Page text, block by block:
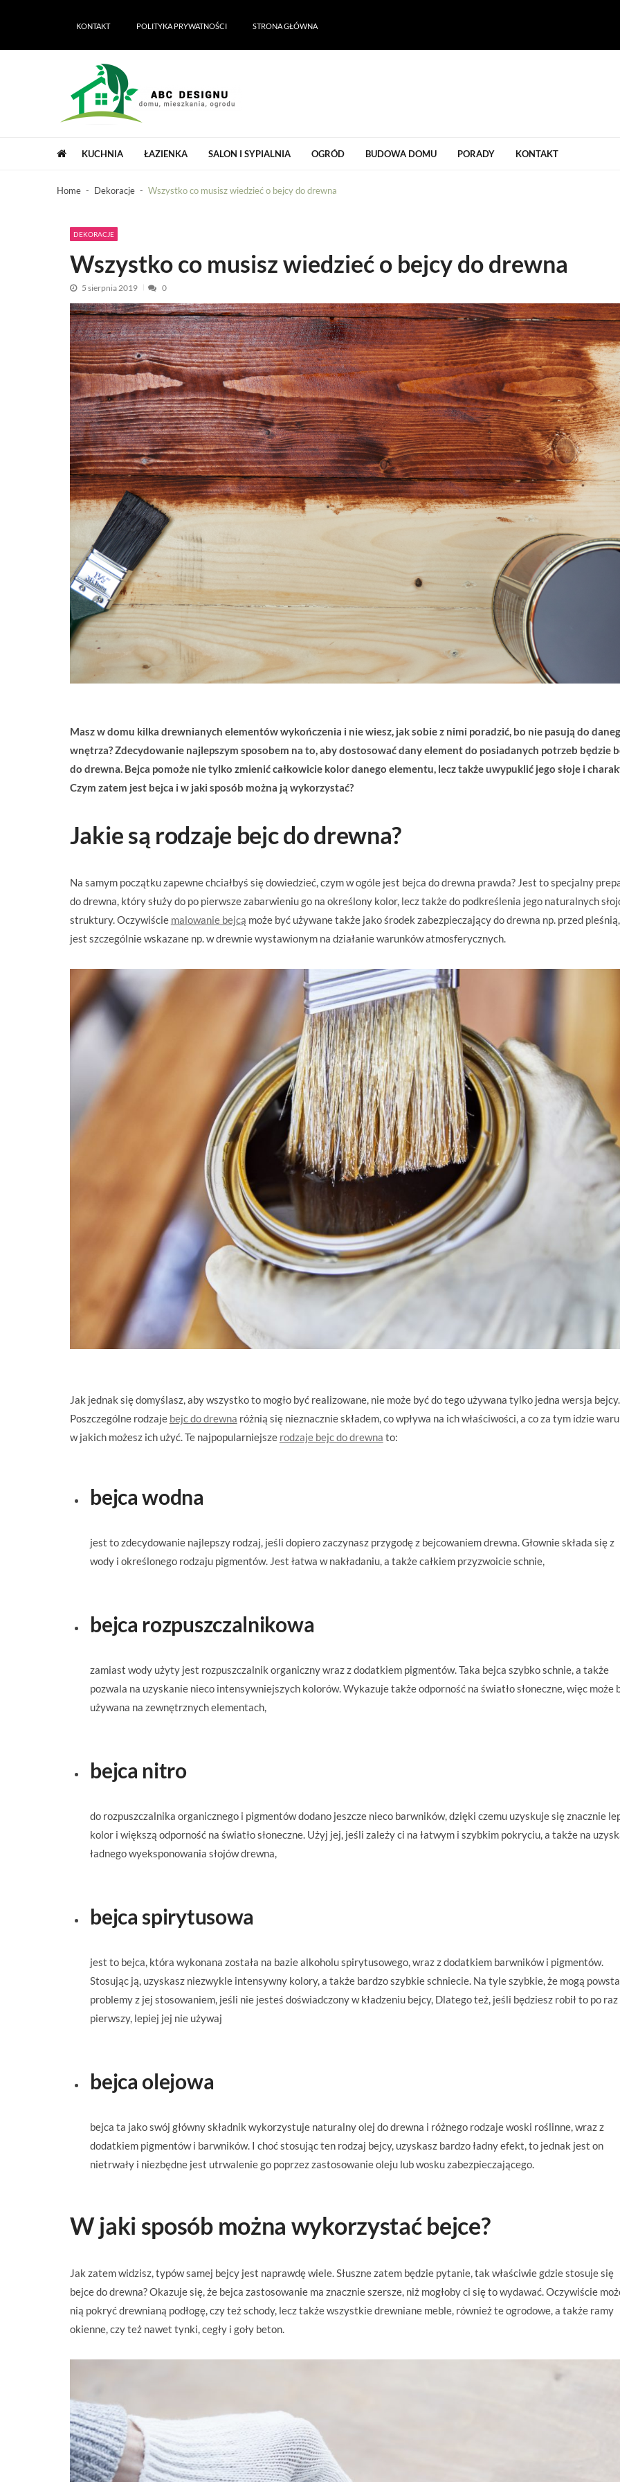
KONTAKT POLITYKA PRYWATNOŚCI STRONA GŁÓWNA
KUCHNIA ŁAZIENKA SALON I SYPIALNIA OGRÓD BUDOWA DOMU PORADY KONTAKT
Home Dekoracje Wszystko co musisz wiedzieć o bejcy do drewna
DEKORACJE
Wszystko co musisz wiedzieć o bejcy do drewna
5 sierpnia 2019 0
Masz w domu kilka drewnianych elementów wykończenia i nie wiesz, jak sobie z nimi poradzić, bo nie pasują do
wnętrza? Zdecydowanie najlepszym sposobem na to, aby dostosować dany element do posiadanych potrzeb będzie
do drewna. Bejca pomoże nie tylko zmienić całkowicie kolor danego elementu, lecz także uwypuklić jego słoje i
Czym zatem jest bejca i w jaki sposób można ją wykorzystać?
Jakie są rodzaje bejc do drewna?
Na samym początku zapewne chciałbyś się dowiedzieć, czym w ogóle jest bejca do drewna prawda? Jest to specjalny
do drewna, który służy do po pierwsze zabarwieniu go na określony kolor, lecz także do podkreślenia jego naturalnych
struktury. Oczywiście malowanie bejcą może być używane także jako środek zabezpieczający do drewna np. przed
jest szczególnie wskazane np. w drewnie wystawionym na działanie warunków atmosferycznych.
Jak jednak się domyślasz, aby wszystko to mogło być realizowane, nie może być do tego używana tylko jedna wersja bejcy.
Poszczególne rodzaje bejc do drewna różnią się nieznacznie składem, co wpływa na ich właściwości, a co za tym idzie
w jakich możesz ich użyć. Te najpopularniejsze rodzaje bejc do drewna to:
bejca wodna
jest to zdecydowanie najlepszy rodzaj, jeśli dopiero zaczynasz przygodę z bejcowaniem drewna. Głownie składa się z
wody i określonego rodzaju pigmentów. Jest łatwa w nakładaniu, a także całkiem przyzwoicie schnie,
bejca rozpuszczalnikowa
zamiast wody użyty jest rozpuszczalnik organiczny wraz z dodatkiem pigmentów. Taka bejca szybko schnie, a także
pozwala na uzyskanie nieco intensywniejszych kolorów. Wykazuje także odporność na światło słoneczne, więc może
używana na zewnętrznych elementach,
bejca nitro
do rozpuszczalnika organicznego i pigmentów dodano jeszcze nieco barwników, dzięki czemu uzyskuje się znacznie
kolor i większą odporność na światło słoneczne. Użyj jej, jeśli zależy ci na łatwym i szybkim pokryciu, a także na
ładnego wyeksponowania słojów drewna,
bejca spirytusowa
jest to bejca, która wykonana została na bazie alkoholu spirytusowego, wraz z dodatkiem barwników i pigmentów.
Stosując ją, uzyskasz niezwykle intensywny kolory, a także bardzo szybkie schniecie. Na tyle szybkie, że mogą
problemy z jej stosowaniem, jeśli nie jesteś doświadczony w kładzeniu bejcy, Dlatego też, jeśli będziesz robił to po raz
pierwszy, lepiej jej nie używaj
bejca olejowa
bejca ta jako swój główny składnik wykorzystuje naturalny olej do drewna i różnego rodzaje woski roślinne, wraz z
dodatkiem pigmentów i barwników. I choć stosując ten rodzaj bejcy, uzyskasz bardzo ładny efekt, to jednak jest on
nietrwały i niezbędne jest utrwalenie go poprzez zastosowanie oleju lub wosku zabezpieczającego.
W jaki sposób można wykorzystać bejce?
Jak zatem widzisz, typów samej bejcy jest naprawdę wiele. Słuszne zatem będzie pytanie, tak właściwie gdzie stosuje się
bejce do drewna? Okazuje się, że bejca zastosowanie ma znacznie szersze, niż mogłoby ci się to wydawać. Oczywiście
nią pokryć drewnianą podłogę, czy też schody, lecz także wszystkie drewniane meble, również te ogrodowe, a także ramy
okienne, czy też nawet tynki, cegły i goły beton.